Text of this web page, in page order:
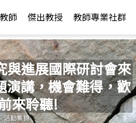
師 傑出教授 教師專業社群
與進展國際研討會來
講，機會難得，歡
來聆聽!
這裡
-活動集錦